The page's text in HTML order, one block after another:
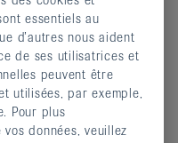
de tranquillité au cœur
Lacs : un coin de
vignobles, villes
région regorge de
essentiels au
d’autres nous aident
de ses utilisatrices et
peuvent être
utilisées, par exemple,
Pour plus
données, veuillez